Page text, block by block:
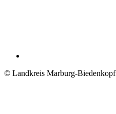
© Landkreis Marburg-Biedenkopf